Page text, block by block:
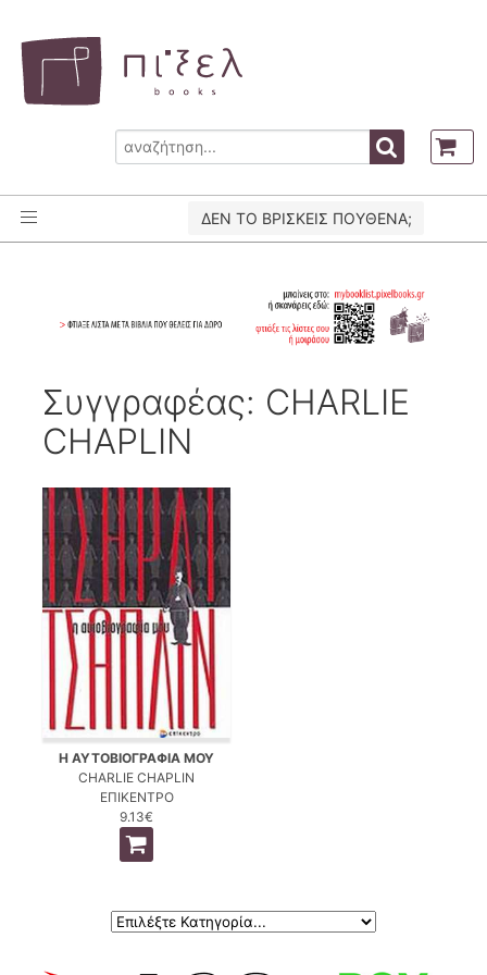
ΔΕΝ ΤΟ ΒΡΙΣΚΕΙΣ ΠΟΥΘΕΝΑ;
Συγγραφέας: CHARLIE
CHAPLIN
Η ΑΥΤΟΒΙΟΓΡΑΦΙΑ ΜΟΥ
CHARLIE CHAPLIN
ΕΠΙΚΕΝΤΡΟ
9.13€